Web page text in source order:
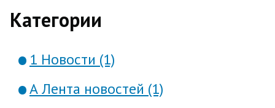
Категории
1 Новости (1)
А Лента новостей (1)